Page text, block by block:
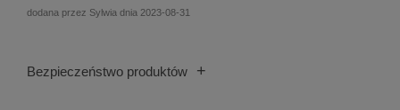
dodana przez Sylwia dnia 2023-08-31
Bezpieczeństwo produktów +